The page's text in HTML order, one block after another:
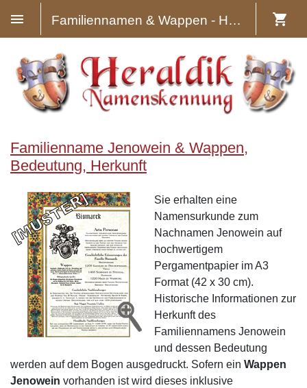
Familiennamen & Wappen - Heraldik
Familienname Jenowein & Wappen,
Bedeutung, Herkunft
Sie erhalten eine
Namensurkunde zum
Nachnamen Jenowein auf
hochwertigem
Pergamentpapier im A3
Format (42 x 30 cm).
Historische Informationen zur
Herkunft des
Familiennamens Jenowein
und dessen Bedeutung
werden auf dem Bogen ausgedruckt. Sofern ein Wappen
Jenowein vorhanden ist wird dieses inklusive